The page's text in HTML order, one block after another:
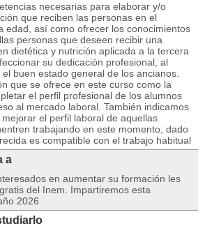
necesarias para elaborar y/o
que reciben las personas en el
edad, así como ofrecer los conocimientos
personas que deseen recibir una
dietética y nutrición aplicada a la tercera
su dedicación profesional, al
buen estado general de los ancianos.
que se ofrece en este curso como la
el perfil profesional de los alumnos
al mercado laboral. También indicamos
el perfil laboral de aquellas
trabajando en este momento, dado
es compatible con el trabajo habitual
a
en aumentar su formación les
del Inem. Impartiremos esta
2026